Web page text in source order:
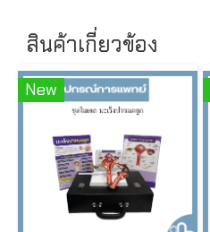
สินค้าเกี่ยวข้อง
New